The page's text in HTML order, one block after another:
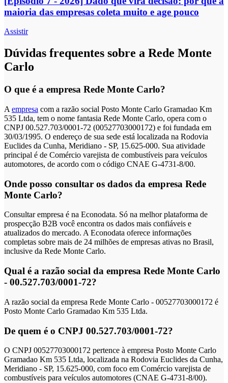
maioria das empresas coleta muito e age pouco
Assistir
Dúvidas frequentes sobre a Rede Monte
Carlo
O que é a empresa Rede Monte Carlo?
A empresa com a razão social Posto Monte Carlo Gramadao Km
535 Ltda, tem o nome fantasia Rede Monte Carlo, opera com o
CNPJ 00.527.703/0001-72 (00527703000172) e foi fundada em
30/03/1995. O endereço de sua sede está localizada na Rodovia
Euclides da Cunha, Meridiano - SP, 15.625-000. Sua atividade
principal é de Comércio varejista de combustíveis para veículos
automotores, de acordo com o código CNAE G-4731-8/00.
Onde posso consultar os dados da empresa Rede
Monte Carlo?
Consultar empresa é na Econodata. Só na melhor plataforma de
prospecção B2B você encontra os dados mais confiáveis e
atualizados do mercado. A Econodata oferece informações
completas sobre mais de 24 milhões de empresas ativas no Brasil,
inclusive da Rede Monte Carlo.
Qual é a razão social da empresa Rede Monte Carlo
- 00.527.703/0001-72?
A razão social da empresa Rede Monte Carlo - 00527703000172 é
Posto Monte Carlo Gramadao Km 535 Ltda.
De quem é o CNPJ 00.527.703/0001-72?
O CNPJ 00527703000172 pertence à empresa Posto Monte Carlo
Gramadao Km 535 Ltda, localizada na Rodovia Euclides da Cunha,
Meridiano - SP, 15.625-000, com foco em Comércio varejista de
combustíveis para veículos automotores (CNAE G-4731-8/00).